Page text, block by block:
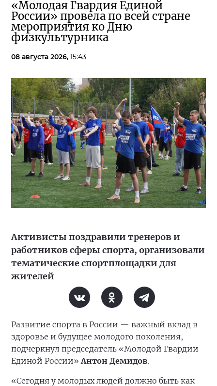
«Молодая Гвардия Единой
России» провела по всей стране
мероприятия ко Дню
физкультурника
08 августа 2026, 15:43
Активисты поздравили тренеров и
работников сферы спорта, организовали
тематические спортплощадки для
жителей
Развитие спорта в России — важный вклад в
здоровье и будущее молодого поколения,
подчеркнул председатель «Молодой Гвардии
Единой России»Антон Демидов.
«Сегодня у молодых людей должно быть как